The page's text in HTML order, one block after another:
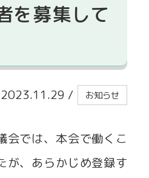
ビス
募金
出事業
を募集して
/ お知らせ
会では、本会で働くこ
が、あらかじめ登録す